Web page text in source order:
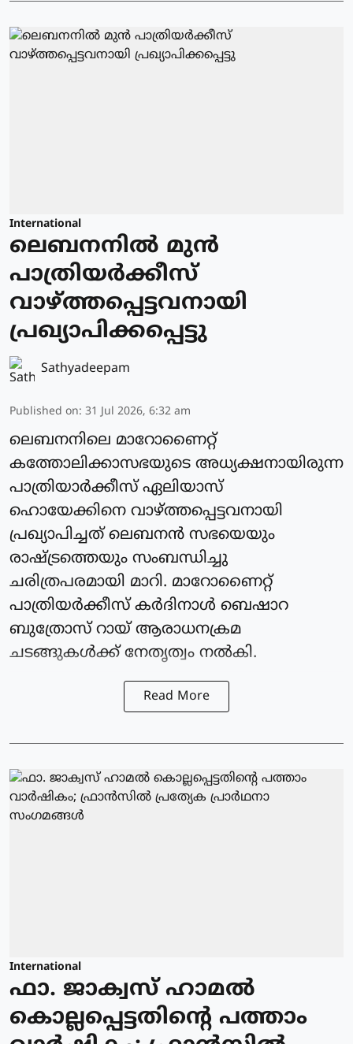
International
ലെബനനില്‍ മുന്‍
പാത്രിയര്‍ക്കീസ്
വാഴ്ത്തപ്പെട്ടവനായി
പ്രഖ്യാപിക്കപ്പെട്ടു
Sathyadeepam
Published on: 31 Jul 2026, 6:32 am
ലെബനനിലെ മാറോണൈറ്റ്
കത്തോലിക്കാസഭയുടെ അധ്യക്ഷനായിരുന്ന
പാത്രിയാര്‍ക്കീസ് ഏലിയാസ്
ഹൊയേക്കിനെ വാഴ്ത്തപ്പെട്ടവനായി
പ്രഖ്യാപിച്ചത് ലെബനന്‍ സഭയെയും
രാഷ്ട്രത്തെയും സംബന്ധിച്ചു
ചരിത്രപരമായി മാറി. മാറോണൈറ്റ്
പാത്രിയര്‍ക്കീസ് കർദിനാള്‍ ബെഷാറ
ബുത്രോസ് റായ് ആരാധനക്രമ
ചടങ്ങുകള്‍ക്ക് നേതൃത്വം നല്‍കി.
Read More
International
ഫാ. ജാക്വസ് ഹാമല്‍
കൊല്ലപ്പെട്ടതിന്റെ പത്താം